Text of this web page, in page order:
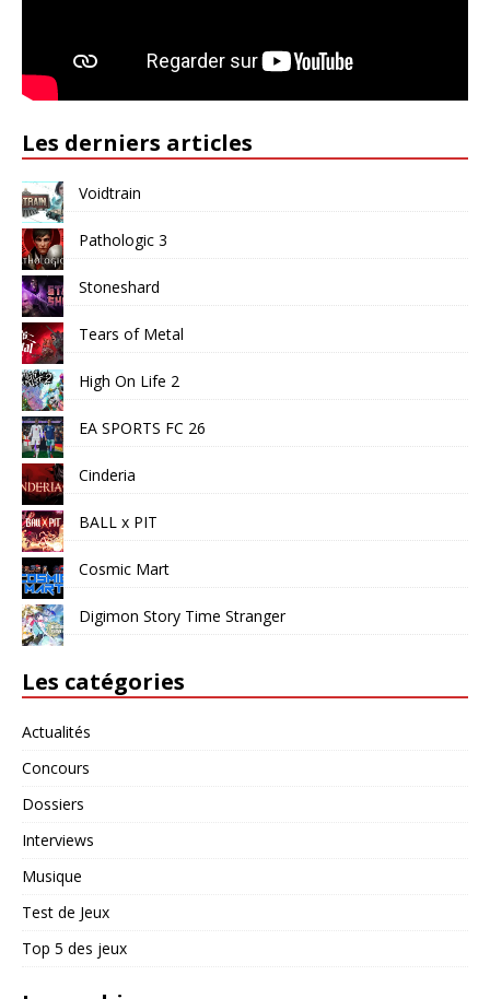
Les derniers articles
Voidtrain
Pathologic 3
Stoneshard
Tears of Metal
High On Life 2
EA SPORTS FC 26
Cinderia
BALL x PIT
Cosmic Mart
Digimon Story Time Stranger
Les catégories
Actualités
Concours
Dossiers
Interviews
Musique
Test de Jeux
Top 5 des jeux